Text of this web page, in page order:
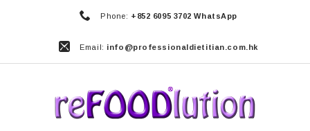
Phone: +852 6095 3702 WhatsApp
Email: info@professionaldietitian.com.hk